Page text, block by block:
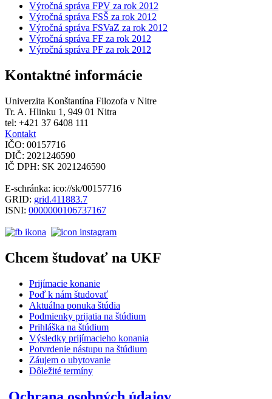
Výročná správa FPV za rok 2012
Výročná správa FSŠ za rok 2012
Výročná správa FSVaZ za rok 2012
Výročná správa FF za rok 2012
Výročná správa PF za rok 2012
Kontaktné informácie
Univerzita Konštantína Filozofa v Nitre
Tr. A. Hlinku 1, 949 01 Nitra
tel: +421 37 6408 111
Kontakt
IČO: 00157716
DIČ: 2021246590
IČ DPH: SK 2021246590
E-schránka: ico://sk/00157716
GRID: grid.411883.7
ISNI: 0000000106737167
Chcem študovať na UKF
Prijímacie konanie
Poď k nám študovať
Aktuálna ponuka štúdia
Podmienky prijatia na štúdium
Prihláška na štúdium
Výsledky prijímacieho konania
Potvrdenie nástupu na štúdium
Záujem o ubytovanie
Dôležité termíny